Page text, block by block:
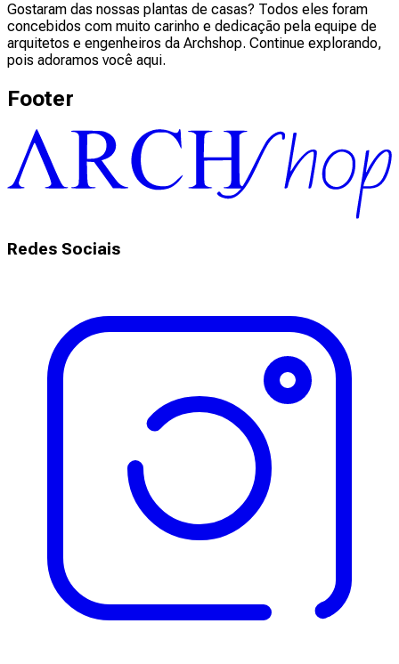
Gostaram das nossas plantas de casas? Todos eles foram
concebidos com muito carinho e dedicação pela equipe de
arquitetos e engenheiros da Archshop. Continue explorando,
pois adoramos você aqui.
Footer
Redes Sociais